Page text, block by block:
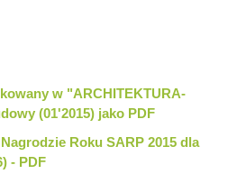
w "ARCHITEKTURA-
(01'2015) jako PDF
Roku SARP 2015 dla
- PDF